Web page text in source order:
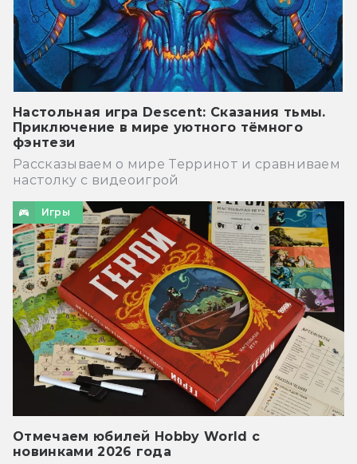
Настольная игра Descent: Сказания тьмы.
Приключение в мире уютного тёмного
фэнтези
Рассказываем о мире Терринот и сравниваем
настолку с видеоигрой
Игры
Отмечаем юбилей Hobby World с
новинками 2026 года